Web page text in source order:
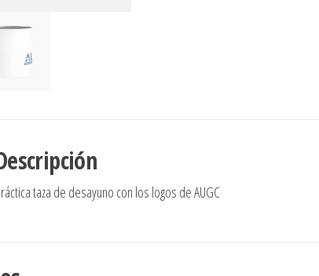
taza de desayuno con los logos de AUGC